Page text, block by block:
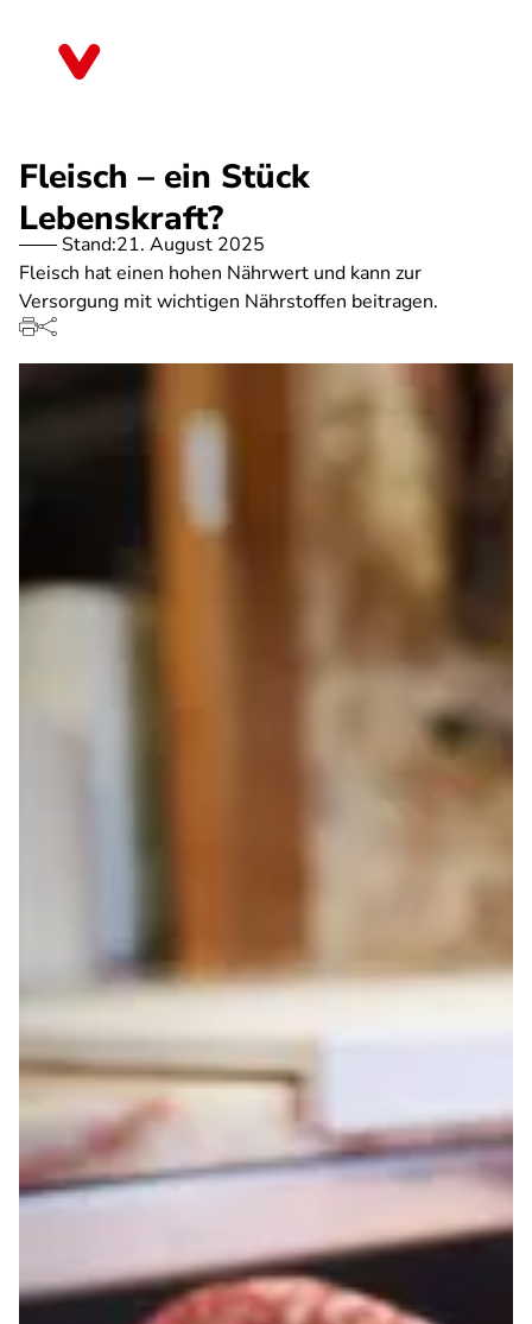
Fleisch – ein Stück
Lebenskraft?
Stand:21. August 2025
Fleisch hat einen hohen Nährwert und kann zur
Versorgung mit wichtigen Nährstoffen beitragen.